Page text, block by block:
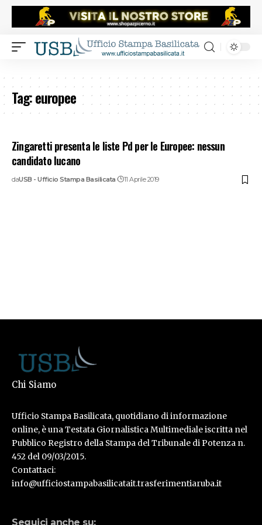
Tag:europee
Zingaretti presenta le liste Pd per le Europee: nessun
candidato lucano
daUSB - Ufficio Stampa Basilicata 11 Aprile 2019
Chi Siamo
Ufficio Stampa Basilicata, quotidiano di informazione
online, è una Testata Giornalistica Multimediale iscritta nel
Pubblico Registro della Stampa del Tribunale di Potenza n.
452 del 09/03/2015.
Contattaci:
info@ufficiostampabasilicatait.trasferimentiaruba.it
Seguici anche su: